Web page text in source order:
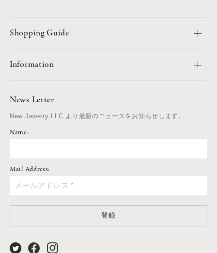
Shopping Guide
Information
News Letter
New Jewelry LLC.より最新のニュースをお知らせします。
Name:
Mail Address:
登録